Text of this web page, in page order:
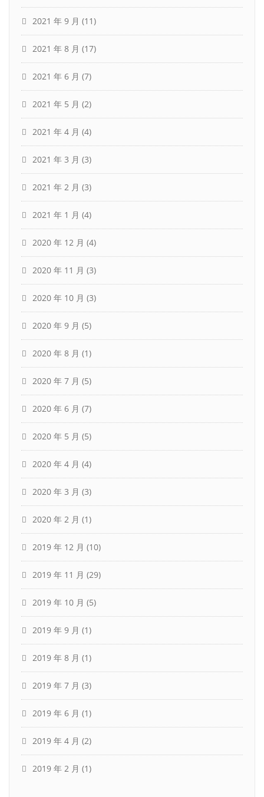
2021 年 9 月 (11)
2021 年 8 月 (17)
2021 年 6 月 (7)
2021 年 5 月 (2)
2021 年 4 月 (4)
2021 年 3 月 (3)
2021 年 2 月 (3)
2021 年 1 月 (4)
2020 年 12 月 (4)
2020 年 11 月 (3)
2020 年 10 月 (3)
2020 年 9 月 (5)
2020 年 8 月 (1)
2020 年 7 月 (5)
2020 年 6 月 (7)
2020 年 5 月 (5)
2020 年 4 月 (4)
2020 年 3 月 (3)
2020 年 2 月 (1)
2019 年 12 月 (10)
2019 年 11 月 (29)
2019 年 10 月 (5)
2019 年 9 月 (1)
2019 年 8 月 (1)
2019 年 7 月 (3)
2019 年 6 月 (1)
2019 年 4 月 (2)
2019 年 2 月 (1)